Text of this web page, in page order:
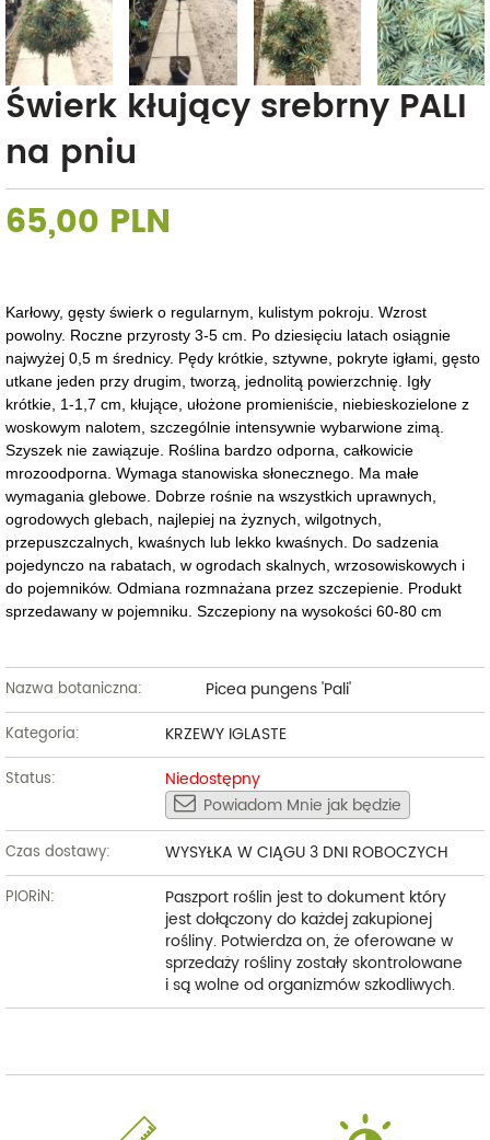
Świerk kłujący srebrny PALI
na pniu
65,00 PLN
Karłowy, gęsty świerk o regularnym, kulistym pokroju. Wzrost
powolny. Roczne przyrosty 3-5 cm. Po dziesięciu latach osiągnie
najwyżej 0,5 m średnicy. Pędy krótkie, sztywne, pokryte igłami, gęsto
utkane jeden przy drugim, tworzą, jednolitą powierzchnię. Igły
krótkie, 1-1,7 cm, kłujące, ułożone promieniście, niebieskozielone z
woskowym nalotem, szczególnie intensywnie wybarwione zimą.
Szyszek nie zawiązuje. Roślina bardzo odporna, całkowicie
mrozoodporna. Wymaga stanowiska słonecznego. Ma małe
wymagania glebowe. Dobrze rośnie na wszystkich uprawnych,
ogrodowych glebach, najlepiej na żyznych, wilgotnych,
przepuszczalnych, kwaśnych lub lekko kwaśnych. Do sadzenia
pojedynczo na rabatach, w ogrodach skalnych, wrzosowiskowych i
do pojemników. Odmiana rozmnażana przez szczepienie. Produkt
sprzedawany w pojemniku. Szczepiony na wysokości 60-80 cm
Nazwa botaniczna: Picea pungens 'Pali'
Kategoria: KRZEWY IGLASTE
Status:
Niedostępny
Powiadom Mnie jak będzie
Czas dostawy: WYSYŁKA W CIĄGU 3 DNI ROBOCZYCH
PIORiN:
Paszport roślin jest to dokument który
jest dołączony do każdej zakupionej
rośliny. Potwierdza on, że oferowane w
sprzedaży rośliny zostały skontrolowane
i są wolne od organizmów szkodliwych.